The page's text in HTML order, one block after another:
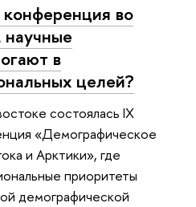
во
научные
в
целей?
состоялась IX
«Демографическое
и Арктики», где
приоритеты
демографической